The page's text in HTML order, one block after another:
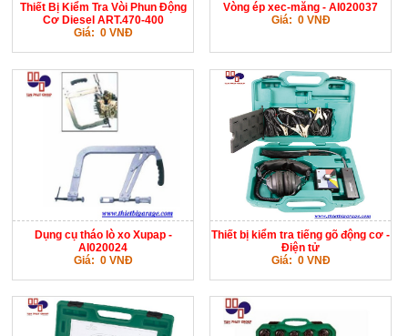
Thiết Bị Kiểm Tra Vòi Phun Động
Cơ Diesel ART.470-400
Giá: 0 VNĐ
Vòng ép xec-măng - AI020037
Giá: 0 VNĐ
Dụng cụ tháo lò xo Xupap -
AI020024
Giá: 0 VNĐ
Thiết bị kiểm tra tiếng gõ động cơ -
Điện tử
Giá: 0 VNĐ